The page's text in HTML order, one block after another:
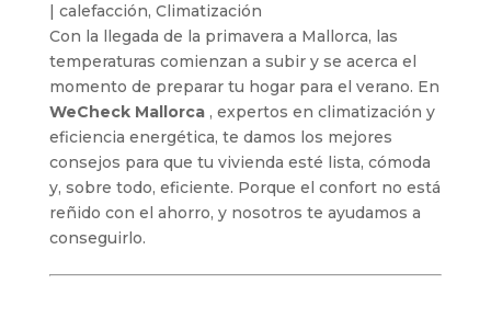
| calefacción, Climatización
Con la llegada de la primavera a Mallorca, las
temperaturas comienzan a subir y se acerca el
momento de preparar tu hogar para el verano. En
WeCheck Mallorca, expertos en climatización y
eficiencia energética, te damos los mejores
consejos para que tu vivienda esté lista, cómoda
y, sobre todo, eficiente. Porque el confort no está
reñido con el ahorro, y nosotros te ayudamos a
conseguirlo.